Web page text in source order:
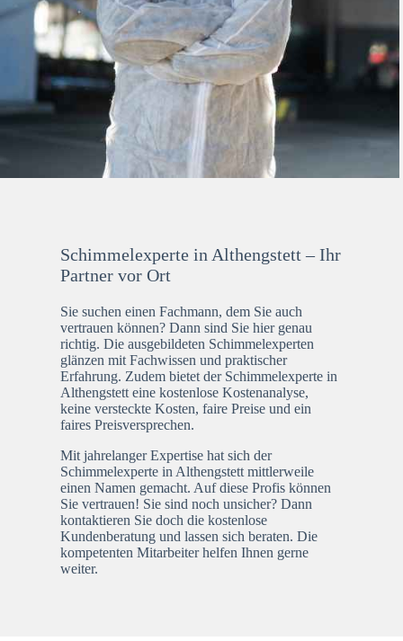
Schimmelexperte in Althengstett – Ihr
Partner vor Ort
Sie suchen einen Fachmann, dem Sie auch
vertrauen können? Dann sind Sie hier genau
richtig. Die ausgebildeten Schimmelexperten
glänzen mit Fachwissen und praktischer
Erfahrung. Zudem bietet der Schimmelexperte in
Althengstett eine kostenlose Kostenanalyse,
keine versteckte Kosten, faire Preise und ein
faires Preisversprechen.
Mit jahrelanger Expertise hat sich der
Schimmelexperte in Althengstett mittlerweile
einen Namen gemacht. Auf diese Profis können
Sie vertrauen! Sie sind noch unsicher? Dann
kontaktieren Sie doch die kostenlose
Kundenberatung und lassen sich beraten. Die
kompetenten Mitarbeiter helfen Ihnen gerne
weiter.